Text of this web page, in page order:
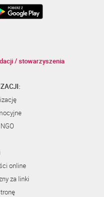
/ stowarzyszenia
online
za linki